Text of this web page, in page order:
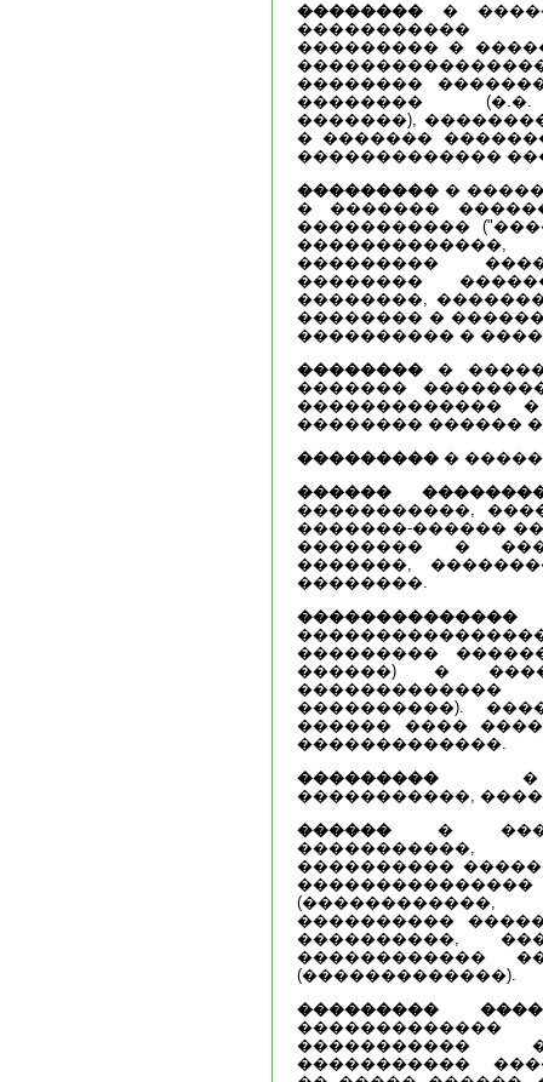
�������� �
�����������
��������� �
��������
�������� (�.�.
�������),
� �������
�������������
��������� �
� �������
�����������
���������
��������
��������,
�������� �
���������� �
�������� �
�������
�������������
�������� ������
��������� �
������
�����������,
�������-������
�������� �
�������,
��������.
��������������
���������
������) �
����������).
������ ����
�������������.
��������� �
�����������,
������ �
����������
����������
����������,
������������
(�������������).
���������
�����������